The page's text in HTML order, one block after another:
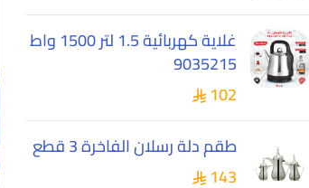
غلاية كهربائية 1.5 لتر 1500 واط
9035215
102
طقم دلة رسلان الفاخرة 3 قطع
143